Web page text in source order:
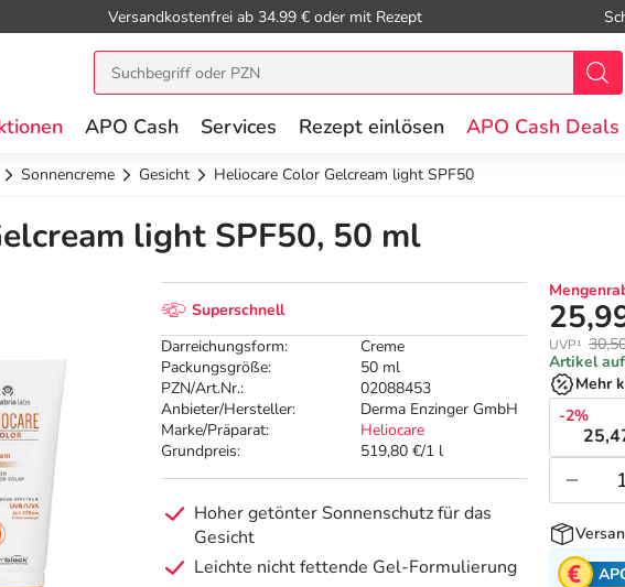
Versandkostenfrei ab 34.99 € oder mit Rezept
APO Cash Services Rezept einlösen APO Cash Deals
Sonnencreme Gesicht Heliocare Color Gelcream light SPF50
light SPF50, 50 ml
Superschnell
Darreichungsform:
Creme
Packungsgröße:
50 ml
PZN/Art.Nr.:
02088453
Anbieter/Hersteller:
Derma Enzinger GmbH
Marke/Präparat:
Heliocare
Grundpreis:
519,80 €/1 l
Hoher getönter Sonnenschutz für das
Gesicht
Leichte nicht fettende Gel-Formulierung
UVP¹
Artikel
Mehr
-2%